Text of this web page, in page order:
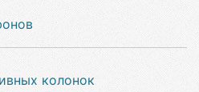
колонок